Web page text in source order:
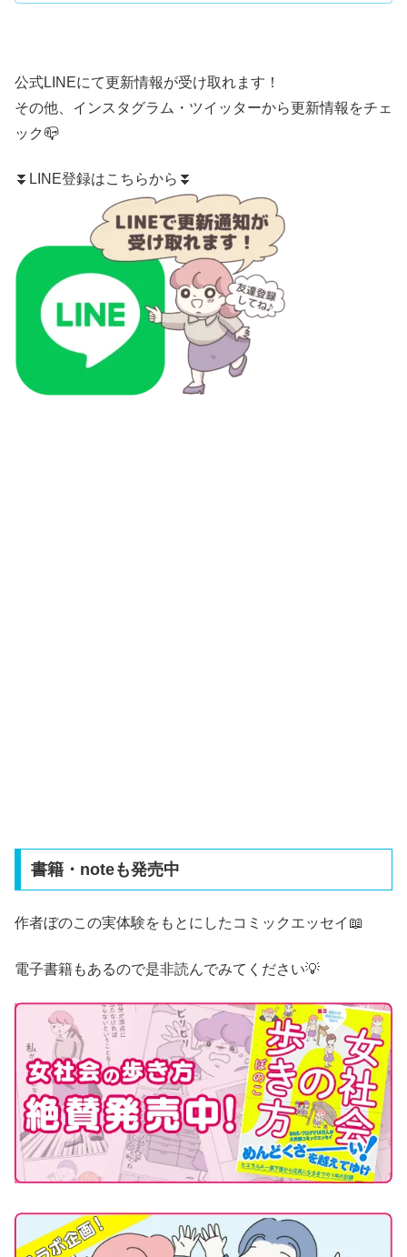
公式LINEにて更新情報が受け取れます！
その他、 インスタグラム ・ ツイッターから更新情報をチェ
ック📪
⏬LINE登録はこちらから⏬
書籍・noteも発売中
作者ぼのこの実体験をもとにしたコミックエッセイ📖
電子書籍もあるので是非読んでみてください💡